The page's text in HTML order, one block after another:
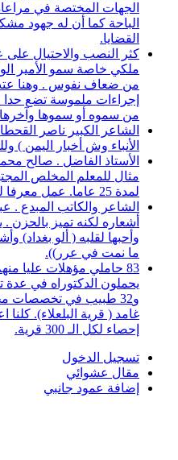
الجهات المختصة في
الباحة كما أن له جهود
القضايا.
كثر النصب والاحتيال على
ملكي خاصة سمو الأمير
من ضعاف نفوس . وهنا
إجراءات ملموسة تضع حدا
من سموه أو سموها
الشاعر الكبير ناصر
الأنباء وش أخبار اليمن )
الأستاذ الفاضل . صالح
مثال للمعلم المخلص
لمدة 25 عاما. عمل معرفا لقرية البلعلا .
الشاعر والكاتب المبدع .
أشعاره لكنه تميز
وأحبها لقلبه ( ألو بغداد)
ما نمت في عرر)).
و32 طبيب في تخصصات
غامد ( قرية البلعلاء).
إحصاء لكل الـ 300 قرية.
تسجيل الدخول
مقال عشوائي
إضافة عمود جانبي